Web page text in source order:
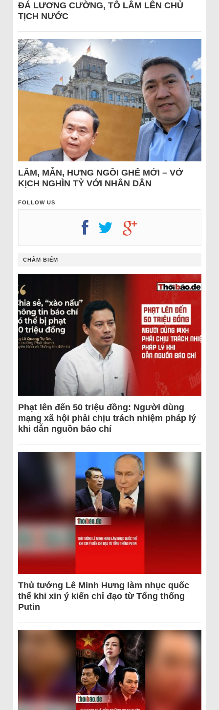
ĐÁ LƯƠNG CƯỜNG, TÔ LÂM LÊN CHỦ
TỊCH NƯỚC
LÂM, MẪN, HƯNG NGỒI GHẾ MỚI – VỞ
KỊCH NGHÌN TỶ VỚI NHÂN DÂN
FOLLOW US
CHÂM BIẾM
Phạt lên đến 50 triệu đồng: Người dùng
mạng xã hội phải chịu trách nhiệm pháp lý
khi dẫn nguồn báo chí
Thủ tướng Lê Minh Hưng làm nhục quốc
thể khi xin ý kiến chỉ đạo từ Tổng thống
Putin